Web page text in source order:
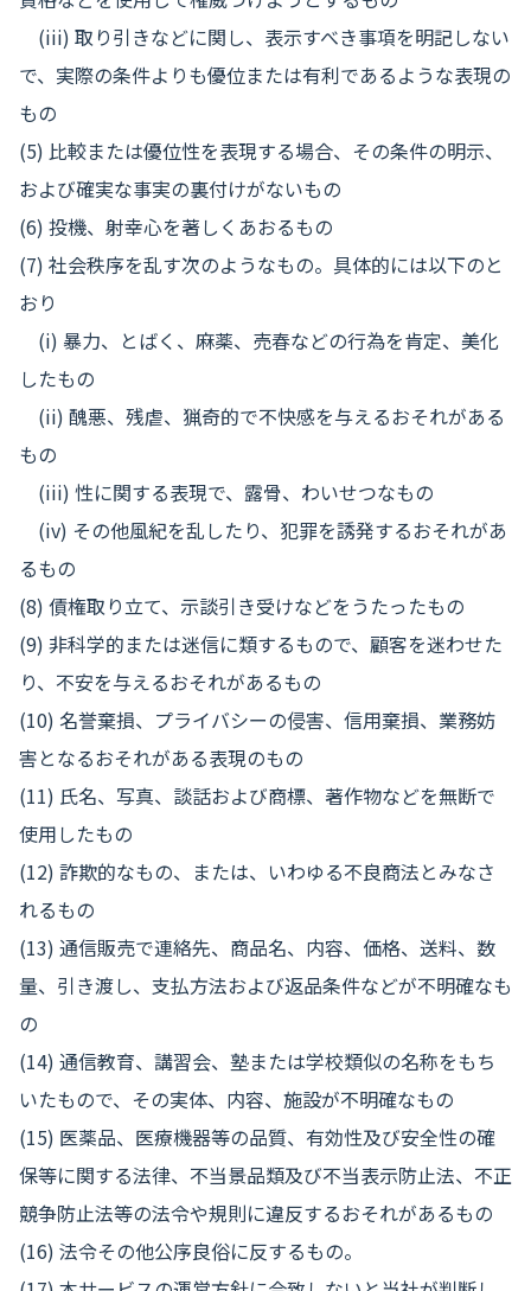
(iii) 取り引きなどに関し、表示すべき事項を明記しない
で、実際の条件よりも優位または有利であるような表現の
もの
(5) 比較または優位性を表現する場合、その条件の明示、
および確実な事実の裏付けがないもの
(6) 投機、射幸心を著しくあおるもの
(7) 社会秩序を乱す次のようなもの。具体的には以下のと
おり
(i) 暴力、とばく、麻薬、売春などの行為を肯定、美化
したもの
(ii) 醜悪、残虐、猟奇的で不快感を与えるおそれがある
もの
(iii) 性に関する表現で、露骨、わいせつなもの
(iv) その他風紀を乱したり、犯罪を誘発するおそれがあ
るもの
(8) 債権取り立て、示談引き受けなどをうたったもの
(9) 非科学的または迷信に類するもので、顧客を迷わせた
り、不安を与えるおそれがあるもの
(10) 名誉棄損、プライバシーの侵害、信用棄損、業務妨
害となるおそれがある表現のもの
(11) 氏名、写真、談話および商標、著作物などを無断で
使用したもの
(12) 詐欺的なもの、または、いわゆる不良商法とみなさ
れるもの
(13) 通信販売で連絡先、商品名、内容、価格、送料、数
量、引き渡し、支払方法および返品条件などが不明確なも
の
(14) 通信教育、講習会、塾または学校類似の名称をもち
いたもので、その実体、内容、施設が不明確なもの
(15) 医薬品、医療機器等の品質、有効性及び安全性の確
保等に関する法律、不当景品類及び不当表示防止法、不正
競争防止法等の法令や規則に違反するおそれがあるもの
(16) 法令その他公序良俗に反するもの。